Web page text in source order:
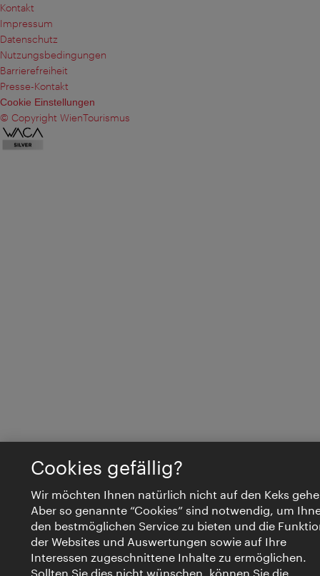
Kontakt
Impressum
Datenschutz
Nutzungsbedingungen
Barrierefreiheit
Presse-Kontakt
Cookie Einstellungen
© Copyright WienTourismus
Cookies gefällig?
Wir möchten Ihnen natürlich nicht auf den Keks
Aber so genannte “Cookies” sind notwendig, um
den bestmöglichen Service zu bieten und die
der Websites und Auswertungen sowie auf Ihre
Interessen zugeschnittene Inhalte zu ermöglichen.
Sollten Sie dies nicht wünschen, können Sie die